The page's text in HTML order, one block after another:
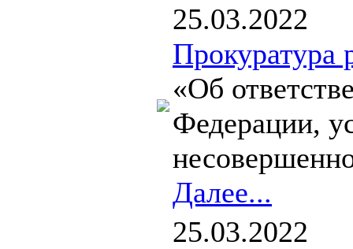
25.03.2022
Прокуратура
«Об
Федерации,
Далее...
25.03.2022